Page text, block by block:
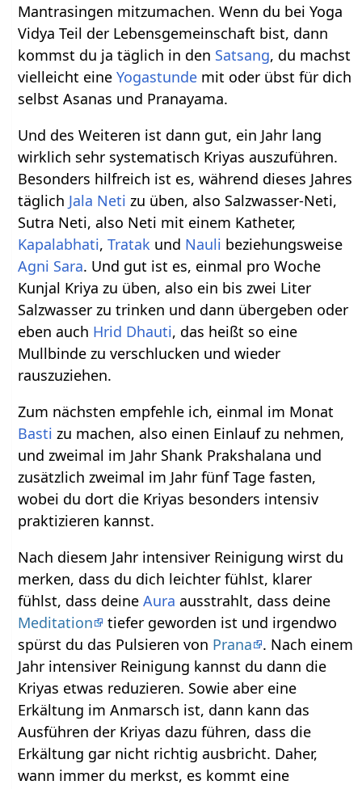
Mantrasingen mitzumachen. Wenn du bei Yoga
Vidya Teil der Lebensgemeinschaft bist, dann
kommst du ja täglich in den Satsang, du machst
vielleicht eineYogastunde mit oder übst für dich
selbst Asanas und Pranayama.
Und des Weiteren ist dann gut, ein Jahr lang
wirklich sehr systematisch Kriyas auszuführen.
Besonders hilfreich ist es, während dieses Jahres
täglich Jala Neti zu üben, also Salzwasser-Neti,
Sutra Neti, also Neti mit einem Katheter,
Kapalabhati,Tratak und Nauli beziehungsweise
Agni Sara. Und gut ist es, einmal pro Woche
Kunjal Kriya zu üben, also ein bis zwei Liter
Salzwasser zu trinken und dann übergeben oder
eben auch Hrid Dhauti, das heißt so eine
Mullbinde zu verschlucken und wieder
rauszuziehen.
Zum nächsten empfehle ich, einmal im Monat
Basti zu machen, also einen Einlauf zu nehmen,
und zweimal im Jahr Shank Prakshalana und
zusätzlich zweimal im Jahr fünf Tage fasten,
wobei du dort die Kriyas besonders intensiv
praktizieren kannst.
Nach diesem Jahr intensiver Reinigung wirst du
merken, dass du dich leichter fühlst, klarer
fühlst, dass deineAura ausstrahlt, dass deine
Meditation
tiefer geworden ist und irgendwo
spürst du das Pulsieren von Prana
. Nach einem
Jahr intensiver Reinigung kannst du dann die
Kriyas etwas reduzieren. Sowie aber eine
Erkältung im Anmarsch ist, dann kann das
Ausführen der Kriyas dazu führen, dass die
Erkältung gar nicht richtig ausbricht. Daher,
wann immer du merkst, es kommt eine